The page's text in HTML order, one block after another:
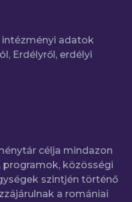
adatok
Erdélyről, erdélyi
célja mindazon
programok, közösségi
szintjén történő
a romániai